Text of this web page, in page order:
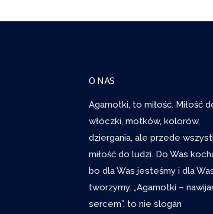
O NAS
Agamotki, to miłość. Miłość
włóczki, motków, kolorów,
dziergania, ale przede
miłość do ludzi. Do Was
bo dla Was jesteśmy i dla
tworzymy. „Agamotki –
sercem”, to nie slogan